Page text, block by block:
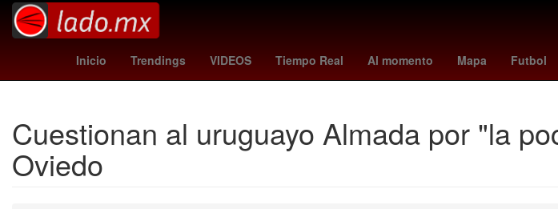
Inicio Trendings VIDEOS Tiempo Real Al momento Mapa Futbol
casas infonavit o viviendas recuperadas loteria Argentina Harry Styles Yoko
Cuestionan al uruguayo Almada por "la
Oviedo